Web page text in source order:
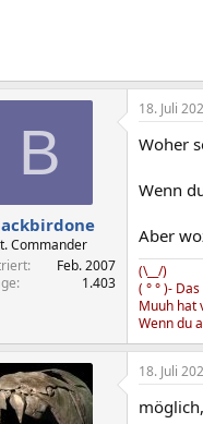
B
Commander
Feb. 2007
1.403
18. Juli
Woher
Wenn
Aber
(\__/)
( ° ° )-
Muuh hat
Wenn du
18. Juli